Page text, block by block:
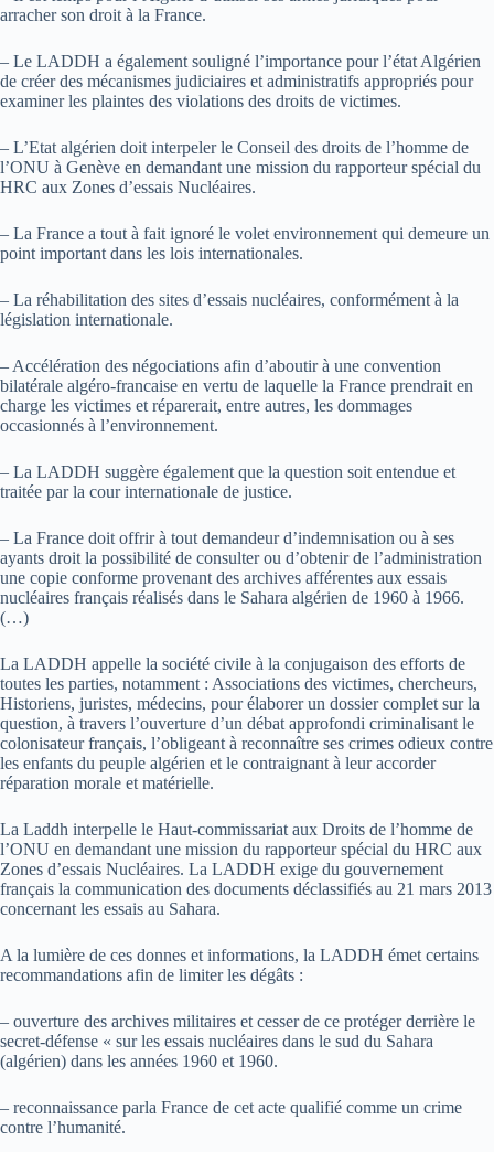
arracher son droit à la France.
– Le LADDH a également souligné l’importance pour l’état Algérien
de créer des mécanismes judiciaires et administratifs appropriés pour
examiner les plaintes des violations des droits de victimes.
– L’Etat algérien doit interpeler le Conseil des droits de l’homme de
l’ONU à Genève en demandant une mission du rapporteur spécial du
HRC aux Zones d’essais Nucléaires.
– La France a tout à fait ignoré le volet environnement qui demeure un
point important dans les lois internationales.
– La réhabilitation des sites d’essais nucléaires, conformément à la
législation internationale.
– Accélération des négociations afin d’aboutir à une convention
bilatérale algéro-francaise en vertu de laquelle la France prendrait en
charge les victimes et réparerait, entre autres, les dommages
occasionnés à l’environnement.
– La LADDH suggère également que la question soit entendue et
traitée par la cour internationale de justice.
– La France doit offrir à tout demandeur d’indemnisation ou à ses
ayants droit la possibilité de consulter ou d’obtenir de l’administration
une copie conforme provenant des archives afférentes aux essais
nucléaires français réalisés dans le Sahara algérien de 1960 à 1966.
(…)
La LADDH appelle la société civile à la conjugaison des efforts de
toutes les parties, notamment : Associations des victimes, chercheurs,
Historiens, juristes, médecins, pour élaborer un dossier complet sur la
question, à travers l’ouverture d’un débat approfondi criminalisant le
colonisateur français, l’obligeant à reconnaître ses crimes odieux contre
les enfants du peuple algérien et le contraignant à leur accorder
réparation morale et matérielle.
La Laddh interpelle le Haut-commissariat aux Droits de l’homme de
l’ONU en demandant une mission du rapporteur spécial du HRC aux
Zones d’essais Nucléaires. La LADDH exige du gouvernement
français la communication des documents déclassifiés au 21 mars 2013
concernant les essais au Sahara.
A la lumière de ces donnes et informations, la LADDH émet certains
recommandations afin de limiter les dégâts :
– ouverture des archives militaires et cesser de ce protéger derrière le
secret-défense « sur les essais nucléaires dans le sud du Sahara
(algérien) dans les années 1960 et 1960.
– reconnaissance parla France de cet acte qualifié comme un crime
contre l’humanité.